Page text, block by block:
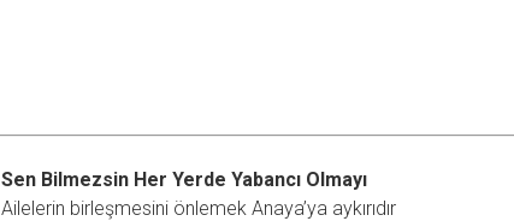
Sen Bilmezsin Her Yerde Yabancı Olmayı
Ailelerin birleşmesini önlemek Anaya’ya aykırıdır